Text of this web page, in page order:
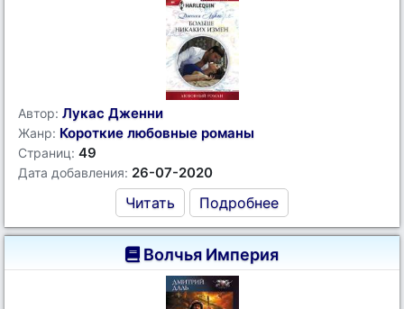
Автор: Лукас Дженни
Жанр: Короткие любовные романы
Страниц: 49
Дата добавления: 26-07-2020
Читать Подробнее
Волчья Империя